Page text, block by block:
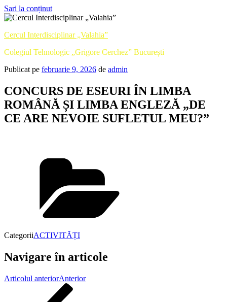
Sari la conținut
Cercul Interdisciplinar „Valahia”
Colegiul Tehnologic „Grigore Cerchez” București
Publicat pe februarie 9, 2026 de admin
CONCURS DE ESEURI ÎN LIMBA
ROMÂNĂ ȘI LIMBA ENGLEZĂ „DE
CE ARE NEVOIE SUFLETUL MEU?”
CategoriiACTIVITĂȚI
Navigare în articole
Articolul anteriorAnterior